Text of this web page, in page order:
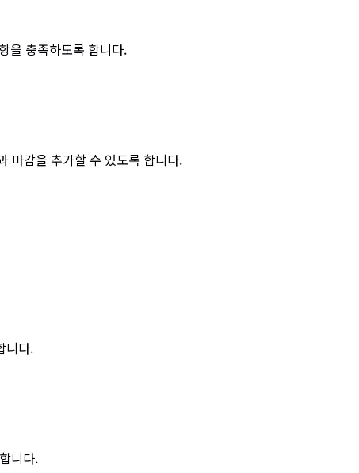
을 충족하도록 합니다.
마감을 추가할 수 있도록 합니다.
니다.
니다.